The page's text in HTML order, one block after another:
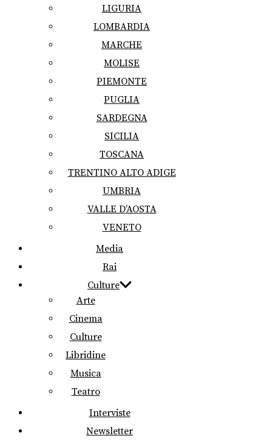
LIGURIA
LOMBARDIA
MARCHE
MOLISE
PIEMONTE
PUGLIA
SARDEGNA
SICILIA
TOSCANA
TRENTINO ALTO ADIGE
UMBRIA
VALLE D’AOSTA
VENETO
Media
Rai
Culture
Arte
Cinema
Culture
Libridine
Musica
Teatro
Interviste
Newsletter